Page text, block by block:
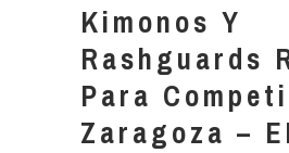
Kimonos Y
Rashguards
Para
Zaragoza –